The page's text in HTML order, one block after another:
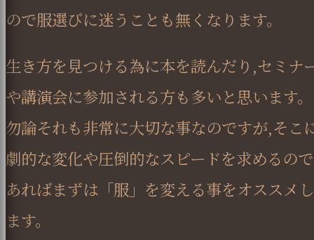
ので服選びに迷うことも無くなります。
生き方を見つける為に本を読んだり,セミナ
や講演会に参加される方も多いと思います。
勿論それも非常に大切な事なのですが,そこ
劇的な変化や圧倒的なスピードを求めるので
あればまずは「服」を変える事をオススメし
ます。